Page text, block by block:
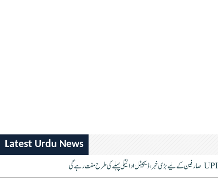
Latest Urdu News
UPI صارفین کے لیے بڑی خبر، ڈیجیٹل ادائیگی پہلے کی طرح مفت رہے گی